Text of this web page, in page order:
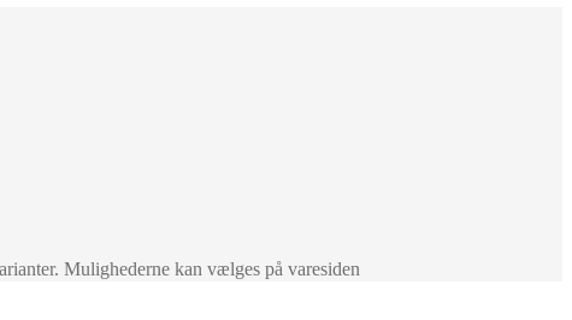
Mulighederne kan vælges på varesiden